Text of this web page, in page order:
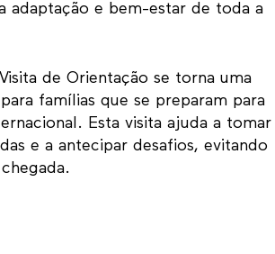
adaptação e bem-estar de toda a
de Orientação se torna uma
famílias que se preparam para
Esta visita ajuda a tomar
e a antecipar desafios, evitando